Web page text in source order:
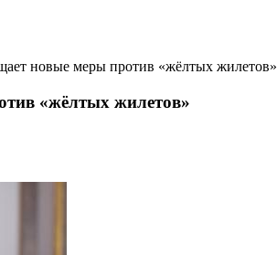
новые меры против «жёлтых жилетов»
«жёлтых жилетов»